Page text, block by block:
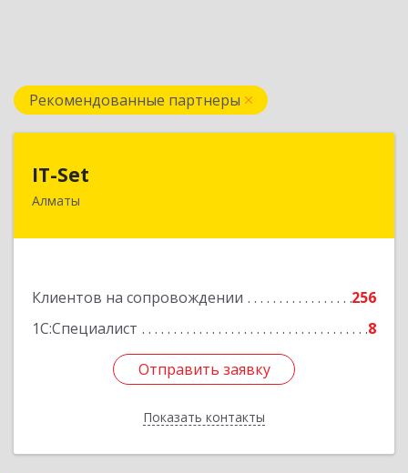
Рекомендованные партнеры
IT-Set
Алматы
Клиентов на сопровождении
256
1С:Специалист
8
Отправить заявку
Показать контакты
Отправить заявку
Назад